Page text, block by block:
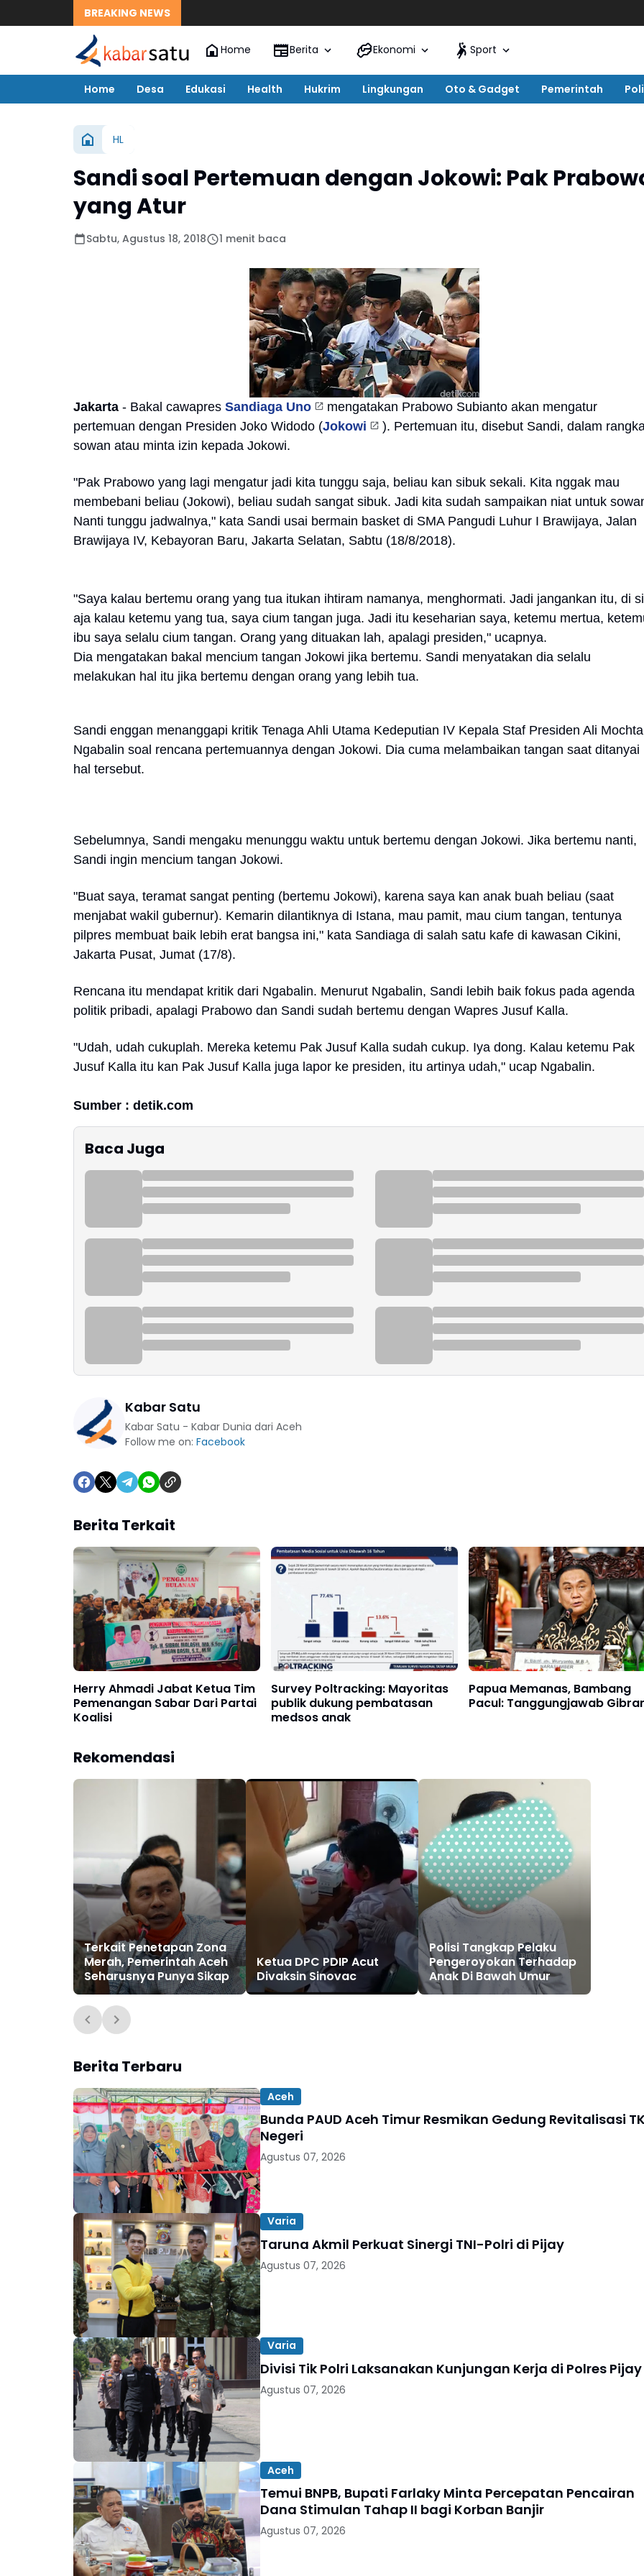
BREAKING NEWS
Home Berita Ekonomi Sport
Home Desa Edukasi Health Hukrim Lingkungan Oto & Gadget Pemerintah
HL
Sandi soal Pertemuan dengan Jokowi: Pak
yang Atur
Sabtu, Agustus 18, 2018 1 menit baca
Jakarta - Bakal cawapres Sandiaga Uno
mengatakan Prabowo Subianto akan mengatur
pertemuan dengan Presiden Joko Widodo (Jokowi
). Pertemuan itu, disebut Sandi, dalam
sowan atau minta izin kepada Jokowi.
"Pak Prabowo yang lagi mengatur jadi kita tunggu saja, beliau kan sibuk sekali. Kita nggak mau
membebani beliau (Jokowi), beliau sudah sangat sibuk. Jadi kita sudah sampaikan niat untuk
Nanti tunggu jadwalnya," kata Sandi usai bermain basket di SMA Pangudi Luhur I Brawijaya, Jalan
Brawijaya IV, Kebayoran Baru, Jakarta Selatan, Sabtu (18/8/2018).
"Saya kalau bertemu orang yang tua itukan ihtiram namanya, menghormati. Jadi jangankan itu, di
aja kalau ketemu yang tua, saya cium tangan juga. Jadi itu keseharian saya, ketemu mertua,
ibu saya selalu cium tangan. Orang yang dituakan lah, apalagi presiden," ucapnya.
Dia mengatakan bakal mencium tangan Jokowi jika bertemu. Sandi menyatakan dia selalu
melakukan hal itu jika bertemu dengan orang yang lebih tua.
Sandi enggan menanggapi kritik Tenaga Ahli Utama Kedeputian IV Kepala Staf Presiden Ali
Ngabalin soal rencana pertemuannya dengan Jokowi. Dia cuma melambaikan tangan saat ditanyai
hal tersebut.
Sebelumnya, Sandi mengaku menunggu waktu untuk bertemu dengan Jokowi. Jika bertemu nanti,
Sandi ingin mencium tangan Jokowi.
"Buat saya, teramat sangat penting (bertemu Jokowi), karena saya kan anak buah beliau (saat
menjabat wakil gubernur). Kemarin dilantiknya di Istana, mau pamit, mau cium tangan, tentunya
pilpres membuat baik lebih erat bangsa ini," kata Sandiaga di salah satu kafe di kawasan Cikini,
Jakarta Pusat, Jumat (17/8).
Rencana itu mendapat kritik dari Ngabalin. Menurut Ngabalin, Sandi lebih baik fokus pada agenda
politik pribadi, apalagi Prabowo dan Sandi sudah bertemu dengan Wapres Jusuf Kalla.
"Udah, udah cukuplah. Mereka ketemu Pak Jusuf Kalla sudah cukup. Iya dong. Kalau ketemu Pak
Jusuf Kalla itu kan Pak Jusuf Kalla juga lapor ke presiden, itu artinya udah," ucap Ngabalin.
Sumber : detik.com
Baca Juga
Kabar Satu
Kabar Satu - Kabar Dunia dari Aceh
Follow me on: Facebook
Berita Terkait
Herry Ahmadi Jabat Ketua Tim
Pemenangan Sabar Dari Partai
Koalisi
Survey Poltracking: Mayoritas
publik dukung pembatasan
medsos anak
Papua Memanas, Bambang
Pacul: Tanggungjawab
Rekomendasi
Terkait Penetapan Zona
Merah, Pemerintah Aceh
Seharusnya Punya Sikap
Ketua DPC PDIP Acut
Divaksin Sinovac
Polisi Tangkap Pelaku
Pengeroyokan Terhadap
Anak Di Bawah Umur
Berita Terbaru
Aceh
Bunda PAUD Aceh Timur Resmikan Gedung Revitalisasi
Negeri
Agustus 07, 2026
Varia
Taruna Akmil Perkuat Sinergi TNI-Polri di Pijay
Agustus 07, 2026
Varia
Divisi Tik Polri Laksanakan Kunjungan Kerja di Polres Pijay
Agustus 07, 2026
Aceh
Temui BNPB, Bupati Farlaky Minta Percepatan Pencairan
Dana Stimulan Tahap II bagi Korban Banjir
Agustus 07, 2026